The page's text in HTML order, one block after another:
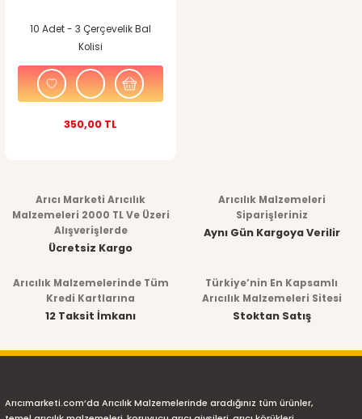
10 Adet - 3 Çerçevelik Bal
Kolisi
350,00 TL
Arıcı Marketi Arıcılık
Malzemeleri 2000 TL Ve Üzeri
Alışverişlerde
Ücretsiz Kargo
Arıcılık Malzemeleri
Siparişleriniz
Aynı Gün Kargoya Verilir
Arıcılık Malzemelerinde Tüm
Kredi Kartlarına
12 Taksit İmkanı
Türkiye’nin En Kapsamlı
Arıcılık Malzemeleri Sitesi
Stoktan Satış
Arıcımarketi.com’da Arıcılık Malzemelerinde aradığınız tüm ürünler,